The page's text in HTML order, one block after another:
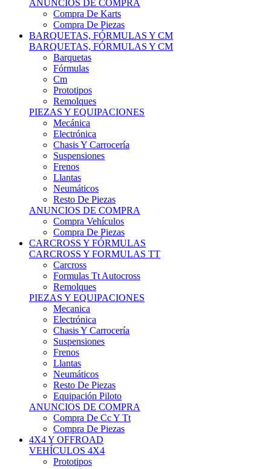
Llantas
Neumáticos
Resto De Piezas
ANUNCIOS DE COMPRA
Compra Vehículos
Compra De Piezas
CARCROSS Y FÓRMULAS
CARCROSS Y FORMULAS TT
Carcross
Formulas Tt Autocross
Remolques
PIEZAS Y EQUIPACIONES
Mecanica
Electrónica
Chasis Y Carrocería
Suspensiones
Frenos
Llantas
Neumáticos
Resto De Piezas
Equipación Piloto
ANUNCIOS DE COMPRA
Compra De Cc Y Tt
Compra De Piezas
4X4 Y OFFROAD
VEHÍCULOS 4X4
Prototipos
Venta De Side By Side
Quads Y Buggys
4x4 De Calle
PIEZAS PARA 4X4
Mecánica
Carrocería
Suspensiones
Llantas
Neumáticos
ANUNCIOS DE COMPRA
Compra De 4x4
Compra De Piezas
MOTOS
MOTOS
Motos De Circuito